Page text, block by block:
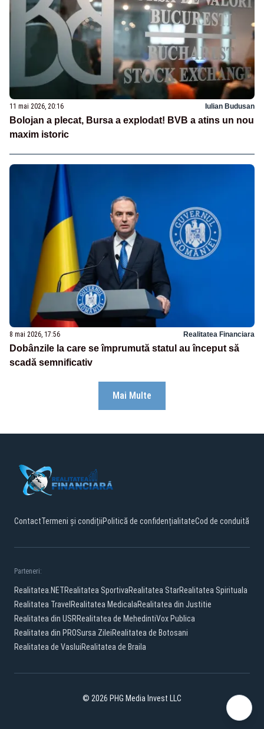
11 mai 2026, 20:16 Iulian Budusan
Bolojan a plecat, Bursa a explodat! BVB a atins un nou
maxim istoric
8 mai 2026, 17:56 Realitatea Financiara
Dobânzile la care se împrumută statul au început să
scadă semnificativ
Mai Multe
ContactTermeni și condițiiPolitică de confidențialitateCod de conduită
Parteneri:
Realitatea.NETRealitatea SportivaRealitatea StarRealitatea Spirituala
Realitatea Travel Realitatea MedicalaRealitatea din Justitie
Realitatea din USRRealitatea de MehedintiVox Publica
Realitatea din PROSursa ZileiRealitatea de Botosani
Realitatea de VasluiRealitatea de Braila
© 2026 PHG Media Invest LLC